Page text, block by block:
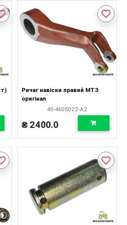
Ричаг навіски правий МТЗ
оригінал
40-4605022-А2
₴ 2400.0